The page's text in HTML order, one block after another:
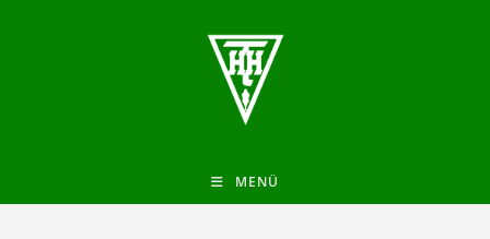
MENÜ